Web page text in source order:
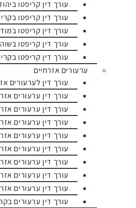
עורך דין קריפטו
עורך דין קריפטו
עורך דין קריפטו
עורך דין קריפטו
עורך דין קריפטו
ערעורים אזרחיים
עורך דין לערעורים
עורך דין ערעורים
עורך דין ערעורים
עורך דין ערעורים
עורך דין ערעורים
עורך דין ערעורים
עורך דין ערעורים
עורך דין ערעורים
עורך דין ערעורים
עורך דין ערעורים